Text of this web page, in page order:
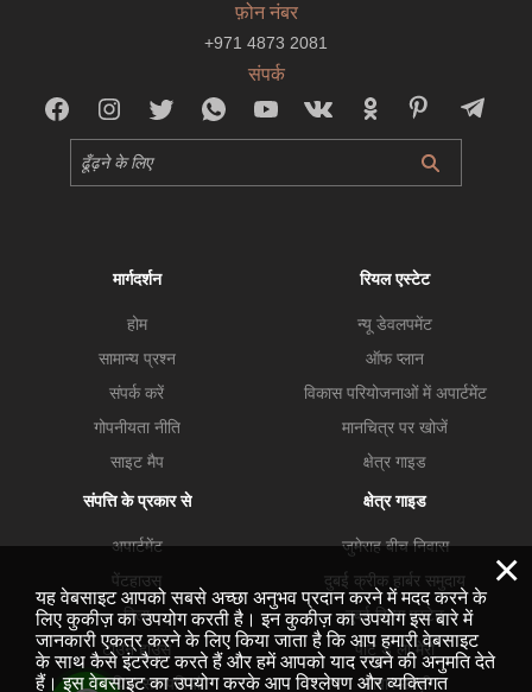
फ़ोन नंबर
+971 4873 2081
संपर्क
मार्गदर्शन
होम
सामान्य प्रश्न
संपर्क करें
गोपनीयता नीति
साइट मैप
रियल एस्टेट
न्यू डेवलपमेंट
ऑफ प्लान
विकास परियोजनाओं में अपार्टमेंट
मानचित्र पर खोजें
क्षेत्र गाइड
संपत्ति के प्रकार से
अपार्टमेंट
पेंटहाउस
विला
टाउन हाउस
व्यावसायिक सम्मपतियां
क्षेत्र गाइड
जुमेराह बीच निवास
दुबई क्रीक हार्बर समुदाय
दुबई हिल्स एस्टेट
पोर्ट डे ला मेरो
व्यापार खाड़ी
×
यह वेबसाइट आपको सबसे अच्छा अनुभव प्रदान करने में मदद करने के
लिए कुकीज़ का उपयोग करती है। इन कुकीज़ का उपयोग इस बारे में
जानकारी एकत्र करने के लिए किया जाता है कि आप हमारी वेबसाइट
के साथ कैसे इंटरैक्ट करते हैं और हमें आपको याद रखने की अनुमति देते
हैं। इस वेबसाइट का उपयोग करके आप विश्लेषण और व्यक्तिगत